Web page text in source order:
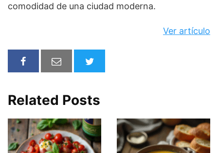
comodidad de una ciudad moderna.
Ver artículo
Related Posts